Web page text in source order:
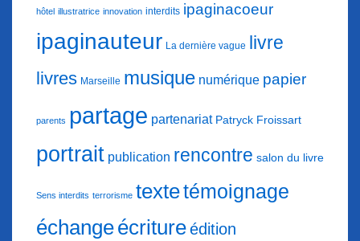
hôtel illustratrice innovation interdits ipaginacoeur
ipaginauteur La dernière vague livre
livres Marseille musique numérique papier
parents partage partenariat Patryck Froissart
portrait publication rencontre salon du livre
Sens interdits terrorisme textetémoignage
échangeécritureédition